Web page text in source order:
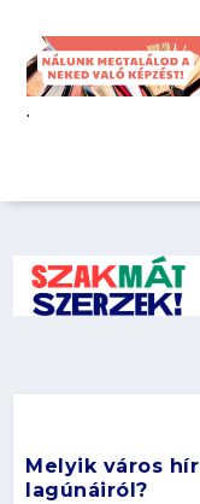
.
Melyik város
lagúnáiról?